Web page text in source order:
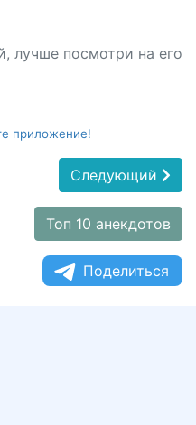
лучше посмотри на его
приложение!
Следующий
Топ 10 анекдотов
Поделиться